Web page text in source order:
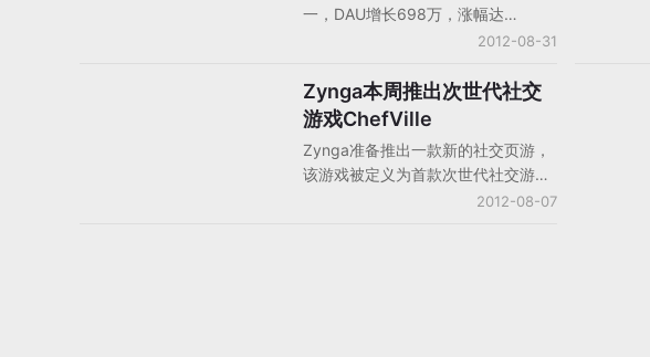
一，DAU增长698万，涨幅达
3173%，现在总的DAU已达720万。
Crush Saga，涨幅为15%,现在DAU
为450万。
2012-08-31
Zynga本周推出次世代社交
游戏ChefVille
Zynga准备推出一款新的社交页游，
该游戏被定义为首款次世代社交游
戏。在ChefVille游戏里，玩家可以经
2012-08-07